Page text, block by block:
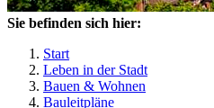
Sie befinden sich hier:
Start
Leben in der Stadt
Bauen & Wohnen
Bauleitpläne